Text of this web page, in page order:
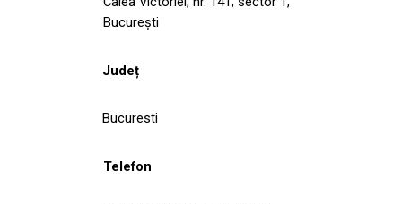
București
Județ
Bucuresti
Telefon